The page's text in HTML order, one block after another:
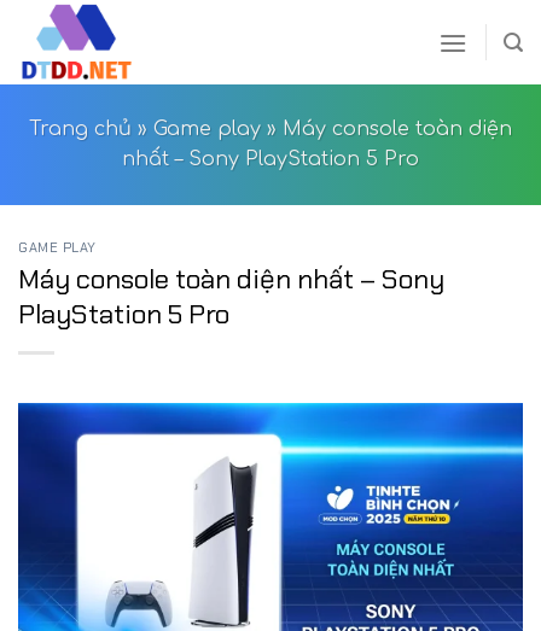
content
Trang chủ » Game play » Máy console toàn diện
nhất – Sony PlayStation 5 Pro
GAME PLAY
Máy console toàn diện nhất – Sony
PlayStation 5 Pro